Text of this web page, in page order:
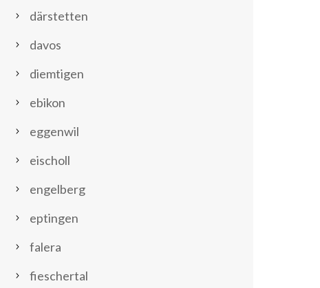
därstetten
davos
diemtigen
ebikon
eggenwil
eischoll
engelberg
eptingen
falera
fieschertal